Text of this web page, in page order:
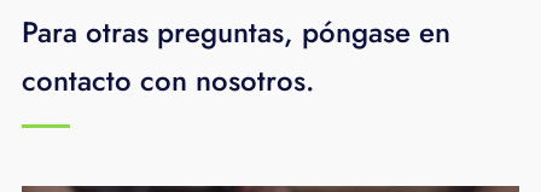
Para otras preguntas, póngase en
contacto con nosotros.